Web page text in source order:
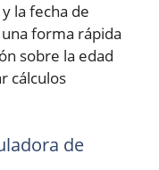
la fecha de
forma rápida
sobre la edad
cálculos
de